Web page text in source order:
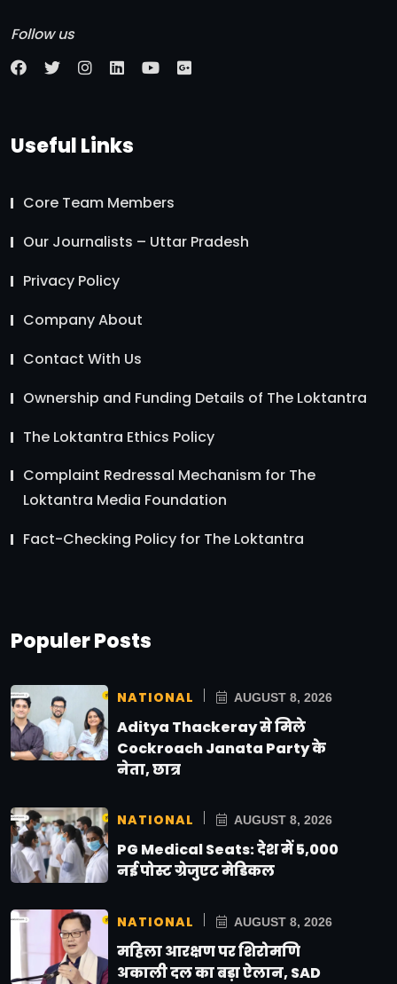
Follow us
Useful Links
Core Team Members
Our Journalists – Uttar Pradesh
Privacy Policy
Company About
Contact With Us
Ownership and Funding Details of The Loktantra
The Loktantra Ethics Policy
Complaint Redressal Mechanism for The
Loktantra Media Foundation
Fact-Checking Policy for The Loktantra
Populer Posts
NATIONAL AUGUST 8, 2026
Aditya Thackeray से मिले
Cockroach Janata Party के
नेता, छात्र
NATIONAL AUGUST 8, 2026
PG Medical Seats: देश में 5,000
नई पोस्ट ग्रेजुएट मेडिकल
NATIONAL AUGUST 8, 2026
महिला आरक्षण पर शिरोमणि
अकाली दल का बड़ा ऐलान, SAD